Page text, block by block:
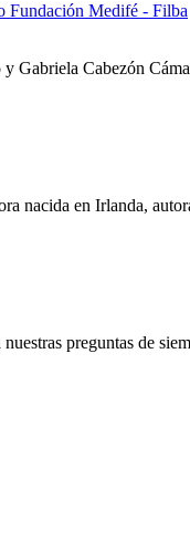
Fundación Medifé - Filba
Gabriela Cabezón
nacida en Irlanda,
preguntas de